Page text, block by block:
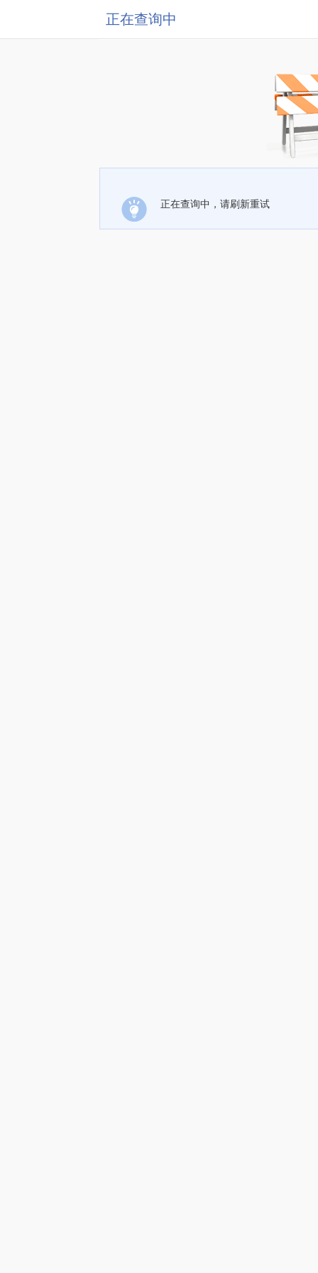
正在查询中
正在查询中，请刷新重试